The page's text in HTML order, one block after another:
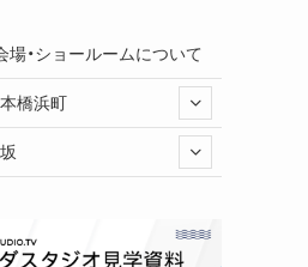
場・ショールームについて
橋浜町